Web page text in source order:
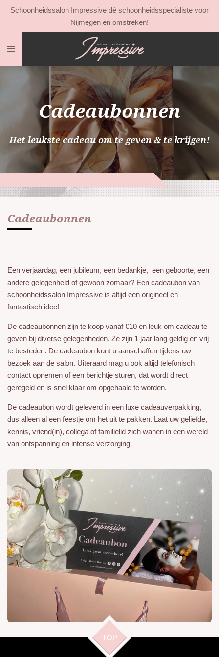
Ga
de
Schoonheidssalon Impressive dé schoonheidsspecialiste voor
Nijmegen en omstreken!
Cadeaubonnen
Het leukste cadeau om te geven & te krijgen!
Cadeaubonnen
Een verjaardag, een jubileum, een bedankje, een geboorte, een
andere gelegenheid of gewoon zomaar? Een cadeaubon van
schoonheidssalon Impressive is altijd een origineel en
fantastisch idee!
De cadeaubonnen zijn te koop vanaf €10 en leuk om cadeau te
geven bij diverse gelegenheden. Ze zijn 1 jaar lang geldig en vrij
te besteden. De cadeaubon kunt u aanschaffen tijdens uw
bezoek aan de salon. Uiteraard mag u ook altijd telefonisch
contact opnemen of een berichtje sturen, dat wordt direct
geregeld en is snel klaar om opgehaald te worden.
De cadeaubon wordt geleverd in een luxe cadeauverpakking,
dus alleen al een feestje om het uit te pakken. Laat uw geliefde,
kennis, vriend(in), collega of familielid zich wanen in een wereld
van ontspanning en intense verzorging!
TOP